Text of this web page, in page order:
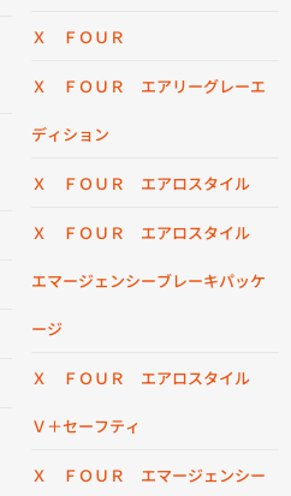
Ｘ ＦＯＵＲ
Ｘ ＦＯＵＲ エアリーグレーエ
ディション
Ｘ ＦＯＵＲ エアロスタイル
Ｘ ＦＯＵＲ エアロスタイル
エマージェンシーブレーキパッケ
ージ
Ｘ ＦＯＵＲ エアロスタイル
Ｖ＋セーフティ
Ｘ ＦＯＵＲ エマージェンシー